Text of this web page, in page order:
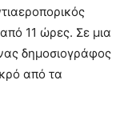
11 ώρες. Σε μια
δημοσιογράφος
από τα